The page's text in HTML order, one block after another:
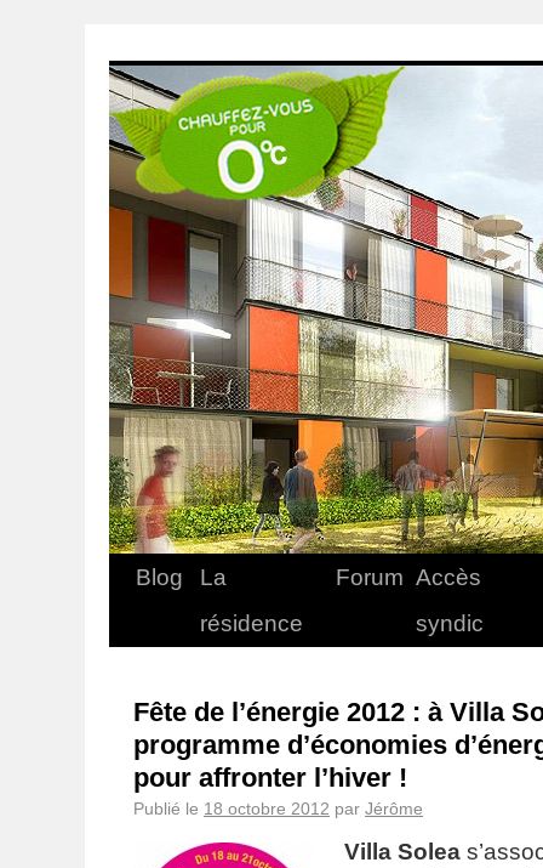
Blog
La
résidence
Forum Accès
syndic
Fête de l’énergie 2012 : à Villa
programme d’économies
pour affronter l’hiver !
Publié le 18 octobre 2012 par Jérôme
Villa Solea